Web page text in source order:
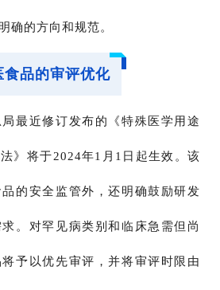
确的方向和规范。
食品的审评优化
最近修订发布的《特殊医学用途
》将于2024年1月1日起生效。该
的安全监管外，还明确鼓励研发
。对罕见病类别和临床急需但尚
予以优先审评，并将审评时限由